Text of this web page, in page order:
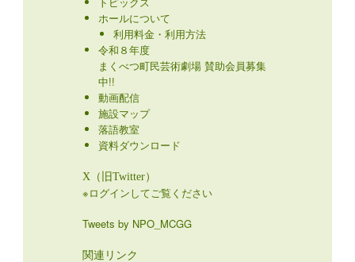
ホールについて
利用料金・利用方法
令和８年度
まくべつ町民芸術劇場 賛助会員募集
中!!
動画配信
施設マップ
落語教室
資料ダウンロード
X（旧Twitter）
※ログインしてご覧ください
Tweets by NPO_MCGG
関連リンク